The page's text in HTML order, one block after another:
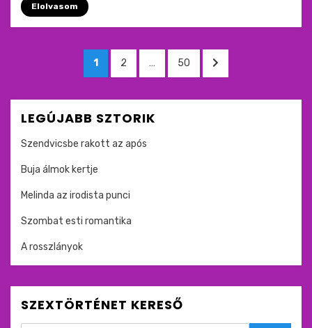
Elolvasom
Bejegyzések
lapozása
OLDAL
1 OLDAL
2 … OLDAL
50
KÖVETKEZŐ
OLDAL
LEGÚJABB SZTORIK
Szendvicsbe rakott az após
Buja álmok kertje
Melinda az irodista punci
Szombat esti romantika
A rosszlányok
SZEXTÖRTÉNET KERESŐ